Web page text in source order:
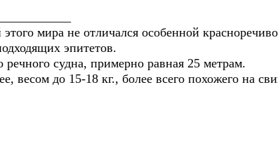
мира не отличался особенной
эпитетов.
речного судна, примерно равная 25 метрам.
до 15-18 кг., более всего похожего на